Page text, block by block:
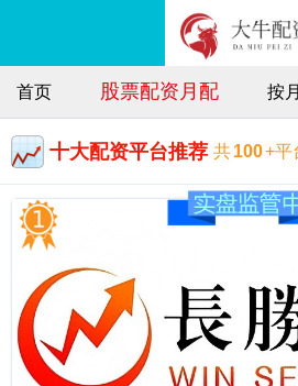
首页 股票配资月配 按
十大配资平台推荐 共100+平